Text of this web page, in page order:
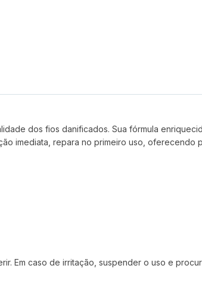
dos fios danificados. Sua fórmula
imediata, repara no primeiro uso, oferecendo
Em caso de irritação, suspender o uso e